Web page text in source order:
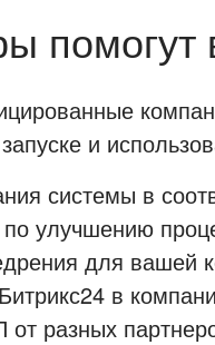
помогут
и
системы в
по улучшению
для вашей
в
разных